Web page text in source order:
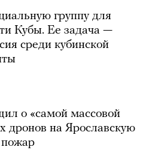
группу для
Кубы. Ее задача —
среди кубинской
о «самой массовой
дронов на Ярославскую